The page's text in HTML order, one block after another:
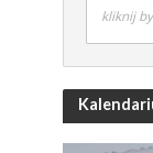
kliknij